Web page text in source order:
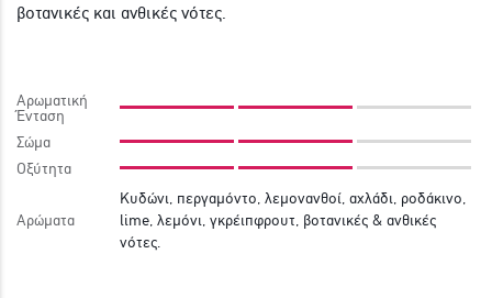
βοτανικές και ανθικές νότες.
Αρωματική
Ένταση
Σώμα
Οξύτητα
Αρώματα
Kυδώνι, περγαμόντο, λεμονανθοί, αχλάδι, ροδάκινο,
lime, λεμόνι, γκρέιπφρουτ, βοτανικές & ανθικές
νότες.